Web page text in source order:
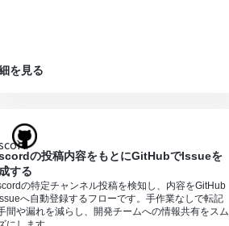
を見る
の投稿内容をもとにGitHubでIssueを
する
の特定チャンネル投稿を検知し、内容をGitHub
へ自動登録するフローです。手作業なしで転記
間や漏れを減らし、開発チームへの情報共有をスム